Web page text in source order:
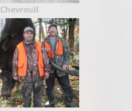
Chevreuil